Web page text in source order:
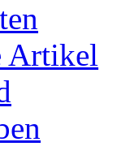
Artikel